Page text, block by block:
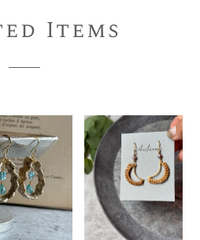
Items